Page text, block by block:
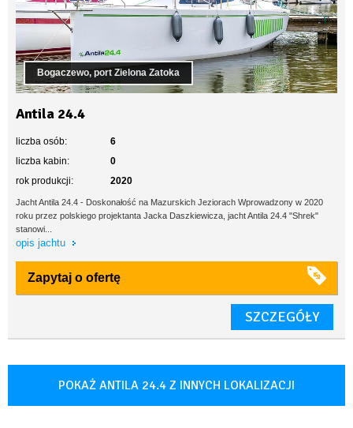
Bogaczewo, port Zielona Zatoka
Antila 24.4
liczba osób:
6
liczba kabin:
0
rok produkcji:
2020
Jacht Antila 24.4 - Doskonałość na Mazurskich Jeziorach Wprowadzony w 2020
roku przez polskiego projektanta Jacka Daszkiewicza, jacht Antila 24.4 "Shrek"
stanowi...
opis jachtu
Zapytaj o ofertę
SZCZEGÓŁY
POKAŻ ANTILA 24.4 Z INNYCH LOKALIZACJI